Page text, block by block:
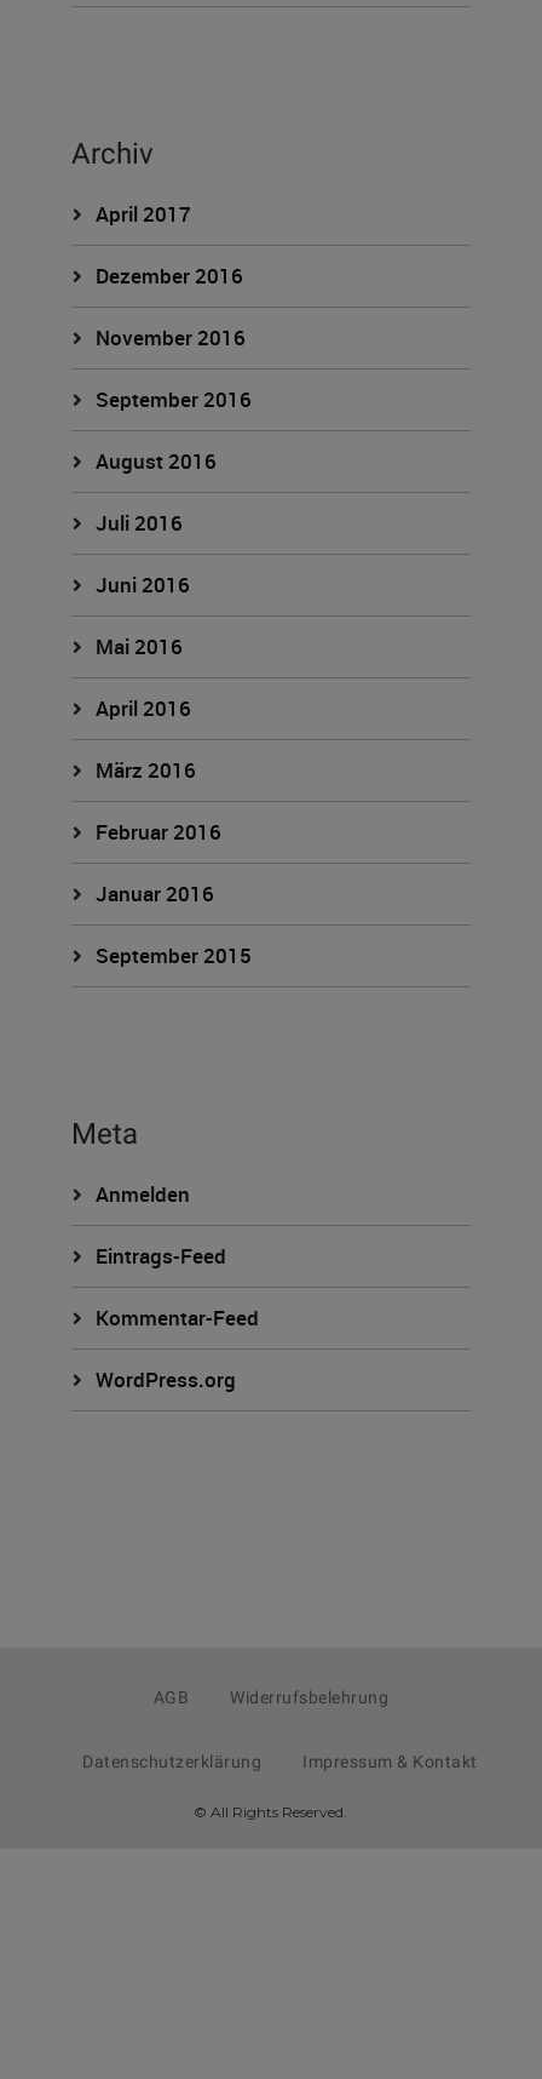
Archiv
April 2017
Dezember 2016
November 2016
September 2016
August 2016
Juli 2016
Juni 2016
Mai 2016
April 2016
März 2016
Februar 2016
Januar 2016
September 2015
Meta
Anmelden
Eintrags-Feed
Kommentar-Feed
WordPress.org
AGB Widerrufsbelehrung
Datenschutzerklärung Impressum & Kontakt
© All Rights Reserved.